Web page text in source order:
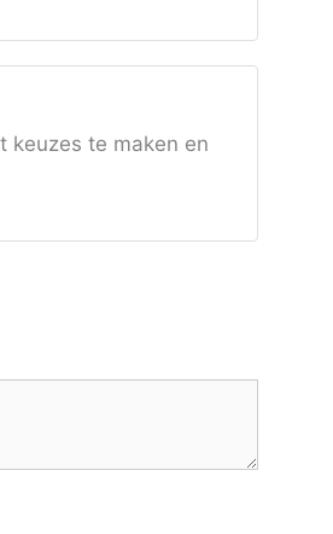
keuzes te maken en